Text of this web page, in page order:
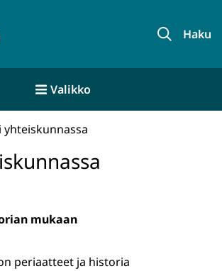
Haku
Valikko
yhteiskunnassa
mukaan
periaatteet ja historia